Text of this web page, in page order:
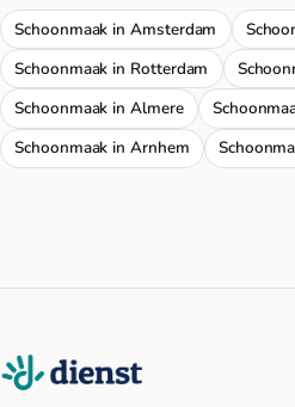
Schoonmaak in Amsterdam
Schoonmaak in Rotterdam
Schoonmaak in Almere
Schoonmaak in Arnhem